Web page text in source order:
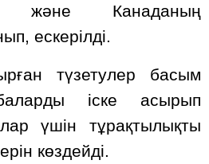
және Канаданың
ескерілді.
түзетулер басым
іске асырып
үшін тұрақтылықты
көздейді.